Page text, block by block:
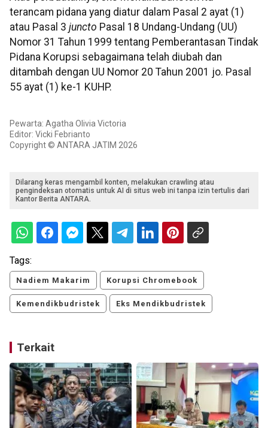
terancam pidana yang diatur dalam Pasal 2 ayat (1)
atau Pasal 3 juncto Pasal 18 Undang-Undang (UU)
Nomor 31 Tahun 1999 tentang Pemberantasan Tindak
Pidana Korupsi sebagaimana telah diubah dan
ditambah dengan UU Nomor 20 Tahun 2001 jo. Pasal
55 ayat (1) ke-1 KUHP.
Pewarta: Agatha Olivia Victoria
Editor: Vicki Febrianto
Copyright © ANTARA JATIM 2026
Dilarang keras mengambil konten, melakukan crawling atau
pengindeksan otomatis untuk AI di situs web ini tanpa izin tertulis dari
Kantor Berita ANTARA.
Tags:
Nadiem Makarim Korupsi Chromebook
Kemendikbudristek Eks Mendikbudristek
Terkait